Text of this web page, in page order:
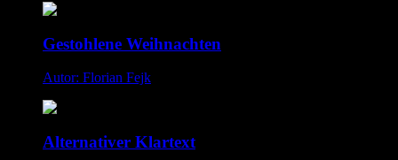
Gestohlene Weihnachten
Autor: Florian Fejk
Alternativer Klartext